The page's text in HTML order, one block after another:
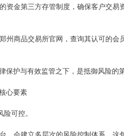
资金第三方存管制度，确保客户交
州商品交易所官网，查询其认可的
护与有效监管之下，是抵御风险的
心要素
可控。
，会建立多层次的风险控制体系。